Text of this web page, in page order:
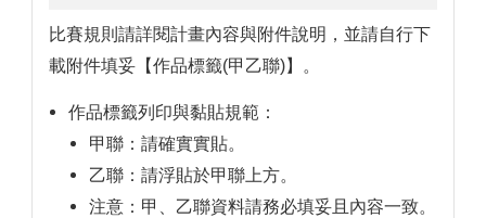
比賽規則請詳閱計畫內容與附件說明，並請自行下
載附件填妥【作品標籤(甲乙聯)】。
作品標籤列印與黏貼規範：
甲聯：請確實實貼。
乙聯：請浮貼於甲聯上方。
注意：甲、乙聯資料請務必填妥且內容一致。